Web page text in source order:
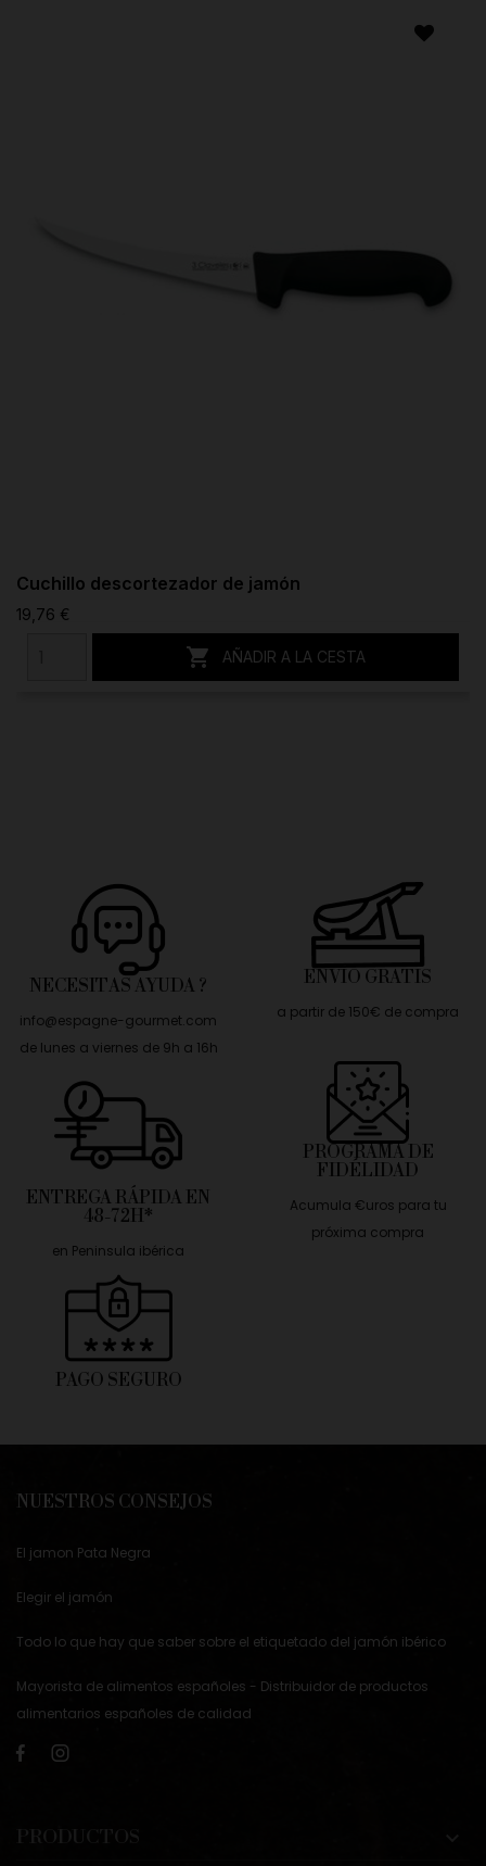
Cuchillo descortezador de jamón
19,76 €
 AÑADIR A LA CESTA
NECESITAS AYUDA ?
info@espagne-gourmet.com
de lunes a viernes de 9h a 16h
ENVÍO GRATIS
a partir de 150€ de compra
ENTREGA RÁPIDA EN
48-72H*
en Peninsula ibérica
PROGRAMA DE
FIDÉLIDAD
Acumula €uros para tu
próxima compra
PAGO SEGURO
NUESTROS CONSEJOS
El jamon Pata Negra
Elegir el jamón
Todo lo que hay que saber sobre el etiquetado del jamón ibérico
Mayorista de alimentos españoles - Distribuidor de productos
alimentarios españoles de calidad